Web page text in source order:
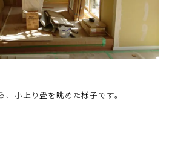
、小上り畳を眺めた様子です。